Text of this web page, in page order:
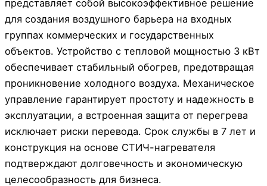
представляет собой высокоэффективное решение
для создания воздушного барьера на входных
группах коммерческих и государственных
объектов. Устройство с тепловой мощностью 3 кВт
обеспечивает стабильный обогрев, предотвращая
проникновение холодного воздуха. Механическое
управление гарантирует простоту и надежность в
эксплуатации, а встроенная защита от перегрева
исключает риски перевода. Срок службы в 7 лет и
конструкция на основе СТИЧ-нагревателя
подтверждают долговечность и экономическую
целесообразность для бизнеса.